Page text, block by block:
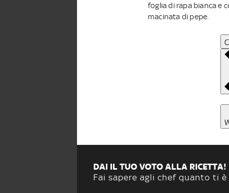
foglia di rapa bianca e
macinata di pepe.
DAI IL TUO VOTO ALLA RICETTA!
Fai sapere agli chef quanto ti